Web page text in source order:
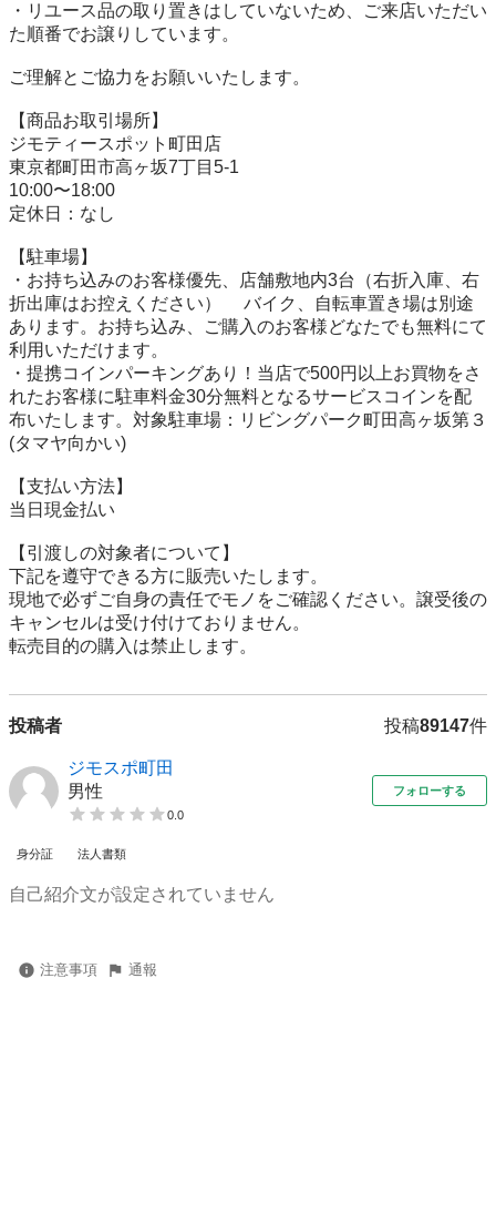
・リユース品の取り置きはしていないため、ご来店いただい
た順番でお譲りしています。
ご理解とご協力をお願いいたします。
【商品お取引場所】
ジモティースポット町田店
東京都町田市高ヶ坂7丁目5-1
10:00〜18:00
定休日：なし
【駐⾞場】
・お持ち込みのお客様優先、店舗敷地内3台（右折入庫、右
折出庫はお控えください） 　バイク、自転車置き場は別途
あります。お持ち込み、ご購入のお客様どなたでも無料にて
利用いただけます。
・提携コインパーキングあり！当店で500円以上お買物をさ
れたお客様に駐車料金30分無料となるサービスコインを配
布いたします。対象駐車場：リビングパーク町田高ヶ坂第３
(タマヤ向かい)
【⽀払い⽅法】
当日現金払い
【引渡しの対象者について】
下記を遵守できる⽅に販売いたします。
現地で必ずご⾃⾝の責任でモノをご確認ください。譲受後の
キャンセルは受け付けておりません。
転売⽬的の購⼊は禁⽌します。
投稿者 投稿89147件
ジモスポ町田
男性
0.0
フォローする
身分証 法人書類
自己紹介文が設定されていません
注意事項 通報